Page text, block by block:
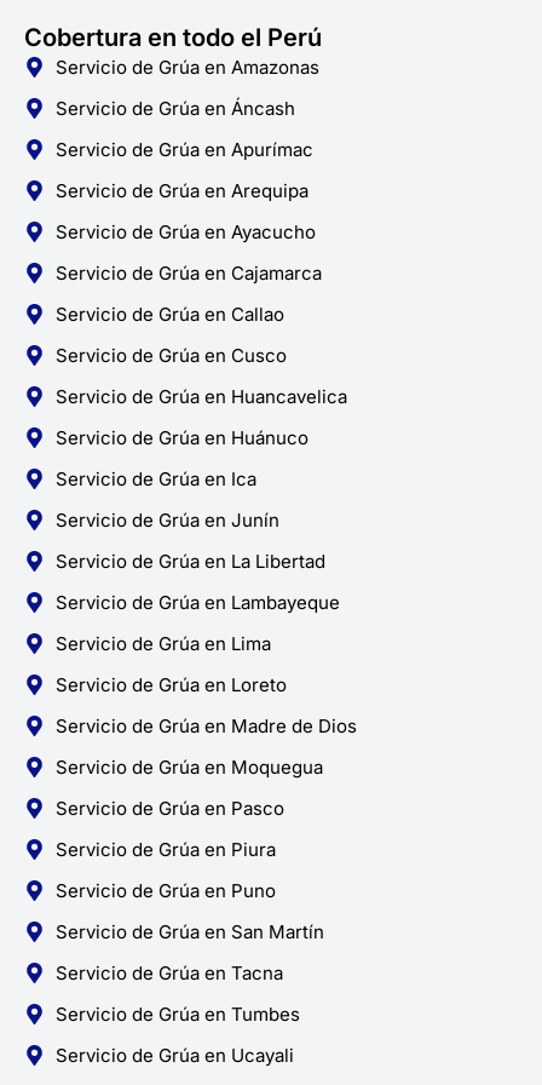
Cobertura en todo el Perú
Servicio de Grúa en Amazonas
Servicio de Grúa en Áncash
Servicio de Grúa en Apurímac
Servicio de Grúa en Arequipa
Servicio de Grúa en Ayacucho
Servicio de Grúa en Cajamarca
Servicio de Grúa en Callao
Servicio de Grúa en Cusco
Servicio de Grúa en Huancavelica
Servicio de Grúa en Huánuco
Servicio de Grúa en Ica
Servicio de Grúa en Junín
Servicio de Grúa en La Libertad
Servicio de Grúa en Lambayeque
Servicio de Grúa en Lima
Servicio de Grúa en Loreto
Servicio de Grúa en Madre de Dios
Servicio de Grúa en Moquegua
Servicio de Grúa en Pasco
Servicio de Grúa en Piura
Servicio de Grúa en Puno
Servicio de Grúa en San Martín
Servicio de Grúa en Tacna
Servicio de Grúa en Tumbes
Servicio de Grúa en Ucayali